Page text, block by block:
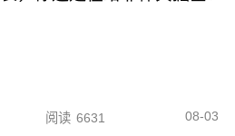
阅读 6631 08-03